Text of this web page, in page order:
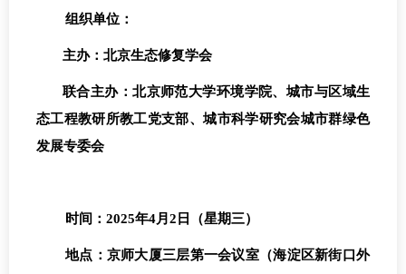
组织单位：
主办：北京生态修复学会
联合主办：北京师范大学环境学院、城市与区域生
态工程教研所教工党支部、城市科学研究会城市群绿色
发展专委会
时间： 2025年4月 2 日（星期三）
地点：京师大厦三层第一会议室（海淀区新街口外